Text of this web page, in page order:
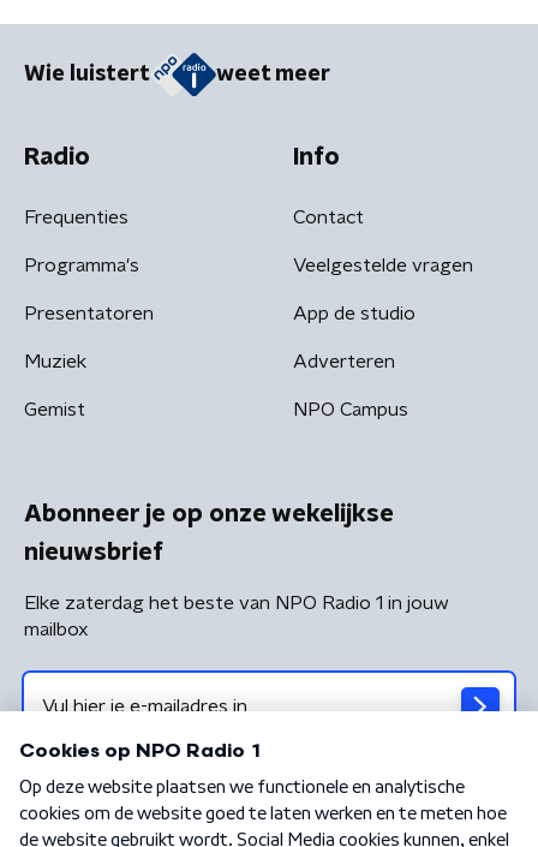
Wie luistert weet meer
Radio
Frequenties
Programma's
Presentatoren
Muziek
Gemist
Info
Contact
Veelgestelde vragen
App de studio
Adverteren
NPO Campus
Abonneer je op onze wekelijkse
nieuwsbrief
Elke zaterdag het beste van NPO Radio 1 in jouw
mailbox